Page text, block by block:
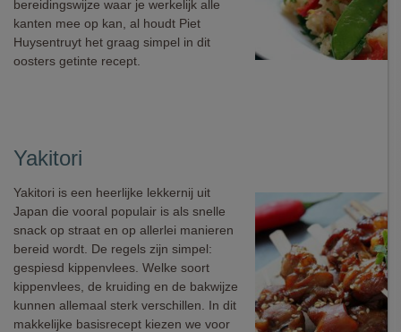
bereidingswijze waar je werkelijk alle
kanten mee op kan, al houdt Piet
Huysentruyt het graag simpel in dit
oosters getinte recept.
Yakitori
Yakitori is een heerlijke lekkernij uit
Japan die vooral populair is als snelle
snack op straat en op allerlei manieren
bereid wordt. De regels zijn simpel:
gespiesd kippenvlees. Welke soort
kippenvlees, de kruiding en de bakwijze
kunnen allemaal sterk verschillen. In dit
makkelijke basisrecept kiezen we voor